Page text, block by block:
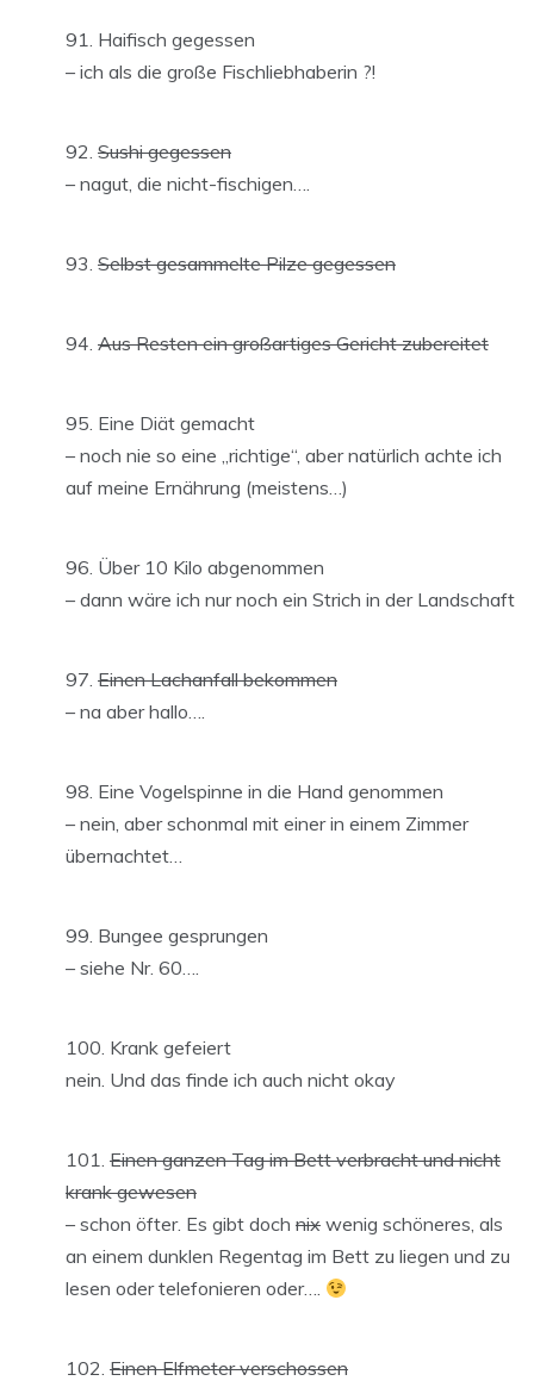
Haifisch gegessen
– ich als die große Fischliebhaberin ?!
Sushi gegessen
– nagut, die nicht-fischigen….
Selbst gesammelte Pilze gegessen
Aus Resten ein großartiges Gericht zubereitet
Eine Diät gemacht
– noch nie so eine „richtige“, aber natürlich achte ich
auf meine Ernährung (meistens…)
Über 10 Kilo abgenommen
– dann wäre ich nur noch ein Strich in der Landschaft
Einen Lachanfall bekommen
– na aber hallo….
Eine Vogelspinne in die Hand genommen
– nein, aber schonmal mit einer in einem Zimmer
übernachtet…
Bungee gesprungen
– siehe Nr. 60….
Krank gefeiert
nein. Und das finde ich auch nicht okay
Einen ganzen Tag im Bett verbracht und nicht
krank gewesen
– schon öfter. Es gibt doch nix wenig schöneres, als
an einem dunklen Regentag im Bett zu liegen und zu
lesen oder telefonieren oder….
Einen Elfmeter verschossen